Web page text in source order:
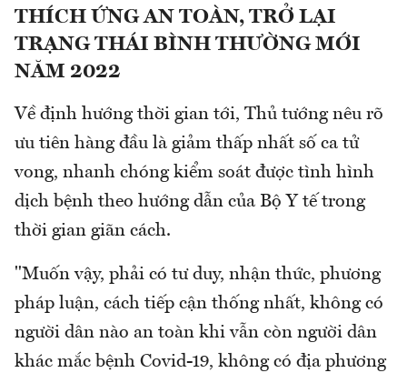
THÍCH ỨNG AN TOÀN, TRỞ LẠI
TRẠNG THÁI BÌNH THƯỜNG MỚI
NĂM 2022
Về định hướng thời gian tới, Thủ tướng nêu rõ
ưu tiên hàng đầu là giảm thấp nhất số ca tử
vong, nhanh chóng kiểm soát được tình hình
dịch bệnh theo hướng dẫn của Bộ Y tế trong
thời gian giãn cách.
"Muốn vậy, phải có tư duy, nhận thức, phương
pháp luận, cách tiếp cận thống nhất, không có
người dân nào an toàn khi vẫn còn người dân
khác mắc bệnh Covid-19, không có địa phương